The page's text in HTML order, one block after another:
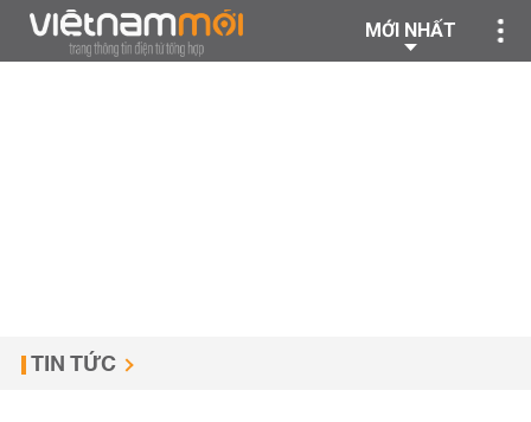
MỚI NHẤT
TIN TỨC